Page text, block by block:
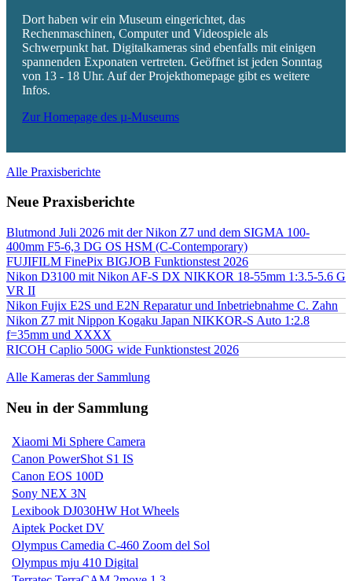
Dort haben wir ein Museum eingerichtet, das
Rechenmaschinen, Computer und Videospiele als
Schwerpunkt hat. Digitalkameras sind ebenfalls mit einigen
spannenden Exponaten vertreten. Geöffnet ist jeden Sonntag
von 13 - 18 Uhr. Auf der Projekthomepage gibt es weitere
Infos.
Zur Homepage des µ-Museums
Alle Praxisberichte
Neue Praxisberichte
Blutmond Juli 2026 mit der Nikon Z7 und dem SIGMA 100-
400mm F5-6,3 DG OS HSM (C-Contemporary)
FUJIFILM FinePix BIGJOB Funktionstest 2026
Nikon D3100 mit Nikon AF-S DX NIKKOR 18-55mm 1:3.5-5.6 G
VR II
Nikon Fujix E2S und E2N Reparatur und Inbetriebnahme C. Zahn
Nikon Z7 mit Nippon Kogaku Japan NIKKOR-S Auto 1:2.8
f=35mm und XXXX
RICOH Caplio 500G wide Funktionstest 2026
Alle Kameras der Sammlung
Neu in der Sammlung
Xiaomi Mi Sphere Camera
Canon PowerShot S1 IS
Canon EOS 100D
Sony NEX 3N
Lexibook DJ030HW Hot Wheels
Aiptek Pocket DV
Olympus Camedia C-460 Zoom del Sol
Olympus mju 410 Digital